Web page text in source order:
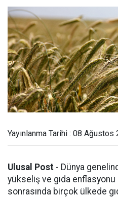
Yayınlanma Tarihi : 08
Ulusal Post - Dünya
yükseliş ve gıda
sonrasında birçok ülkede